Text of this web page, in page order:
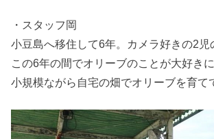
・スタッフ岡
小豆島へ移住して6年。カメラ好きの2児
この6年の間でオリーブのことが大好きに
小規模ながら自宅の畑でオリーブを育て